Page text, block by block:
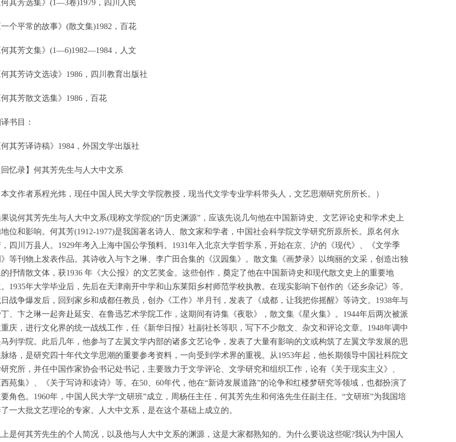
其芳选集》(1—3卷)1979，四川人民
个平常的故事》(散文集)1982，百花
其芳文集》(1—6)1982—1984，人文
其芳诗文选读》1986，四川教育出版社
其芳散文选集》1986，百花
书目：
其芳译诗稿》1984，外国文学出版社
忆录】何其芳先生与人大中文系
文作者系程光炜，现任中国人民大学文学院教授，现当代文学专业学科带头人，文艺思潮研究所所长。）
说何其芳先生与人大中文系(现称文学院)的“历史渊源”，应该先说几句他在中国新诗史、文艺评论史和学术史上
位和影响。何其芳(1912-1977)是我国著名诗人、散文家和学者，中国社会科学院文学研究所原所长。原名何永
四川万县人。1929年考入上海中国公学预料。1931年入北京大学哲学系，开始在京、沪的《现代》、《文学季
等刊物上发表作品。其诗收入与卞之琳、李广田合集的《汉园集》。散文集《画梦录》以绚丽的文采，创造出独
抒情散文体，获1936 年《大公报》的文艺奖金。这些创作，奠定了他在中国新诗史和现代散文史上的重要地
1935年大学毕业后，先后在天津南开中学和山东莱阳乡村师范学校执教。在现实影响下创作的《还乡杂记》等。
战争爆发后，回到家乡和成都任教员，创办《工作》半月刊，发表了《成都，让我把你摇醒》等诗文。1938年与
、卞之琳一起奔赴延安、在鲁迅艺术学院工作，这期间有诗集《夜歌》，散文集《星火集》。1944年后两次被派
庆，进行文化界的统一战线工作，任《新华日报》社副社长等职，写下不少散文、杂文和评论文章。1948年调中
列学院。此后几年，他参与了左翼文学内部的诸多文艺论争，发表了大量有影响的文或构筑了左翼文学发展的思
络，是研究四十年代文学思潮的重要参考资料，一向受到学术界的重视。从1953年起，他长期领导中国社科院文
究所，并任中国作家协会书记处书记，主要致力于文学评论、文学研究和组织工作，论有《关于现实主义》、
苑集》、《关于写诗和读诗》等。在50、60年代，他在“新诗发展道路”的论争和红楼梦研究等领域，也都扮演了
角色。1960年，中国人民大学“文研班”成立，周杨任主任，何其芳先生和何洛先生任副主任。“文研班”为我国培
一大批文艺理论的专家。人大中文系，是在这个基础上成立的。
是何其芳先生的个人简况，以及他与人大中文系的渊源，这是大家都熟知的。为什么要说这些呢?我认为中国人